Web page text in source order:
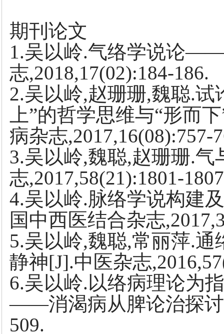
期刊论文
1.吴以岭.气络学说论
志,2018,17(02):184-186.
2.吴以岭,赵珊珊,魏聪.
上”的哲学思维与“形而
病杂志,2017,16(08):757-
3.吴以岭,魏聪,赵珊珊.
志,2017,58(21):1801-
4.吴以岭.脉络学说构建
国中西医结合杂志
5.吴以岭,魏聪,常丽萍.
静神[J].中医杂志
6.吴以岭.以络病理论为
——消渴病从脾论治探讨
509.